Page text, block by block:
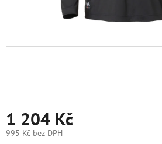
1 204 Kč
995 Kč bez DPH